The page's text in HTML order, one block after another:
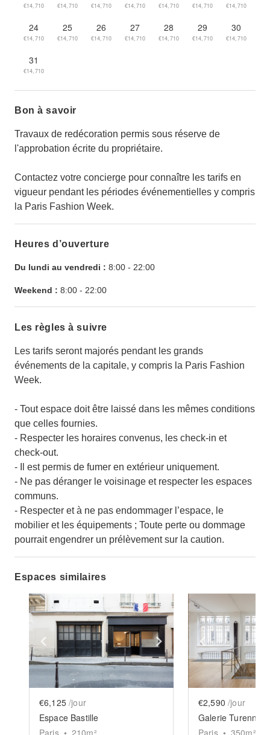
€14,710 €14,710 €14,710 €14,710 €14,710 €14,710 €14,710
24
€14,710
25
€14,710
26
€14,710
27
€14,710
28
€14,710
29
€14,710
30
€14,710
31
€14,710
Bon à savoir
Travaux de redécoration permis sous réserve de
l'approbation écrite du propriétaire.
Contactez votre concierge pour connaître les tarifs en
vigueur pendant les périodes événementielles y compris
la Paris Fashion Week.
Heures d’ouverture
Du lundi au vendredi : 8:00 - 22:00
Weekend : 8:00 - 22:00
Les règles à suivre
Les tarifs seront majorés pendant les grands
événements de la capitale, y compris la Paris Fashion
Week.
- Tout espace doit être laissé dans les mêmes conditions
que celles fournies.
- Respecter les horaires convenus, les check-in et
check-out.
- Il est permis de fumer en extérieur uniquement.
- Ne pas déranger le voisinage et respecter les espaces
communs.
- Respecter et à ne pas endommager l’espace, le
mobilier et les équipements ; Toute perte ou dommage
pourrait engendrer un prélèvement sur la caution.
Espaces similaires
Show previous slide Show next slide
€6,125 /jour
Espace Bastille
Show
€2,590 /jour
Galerie Turenne